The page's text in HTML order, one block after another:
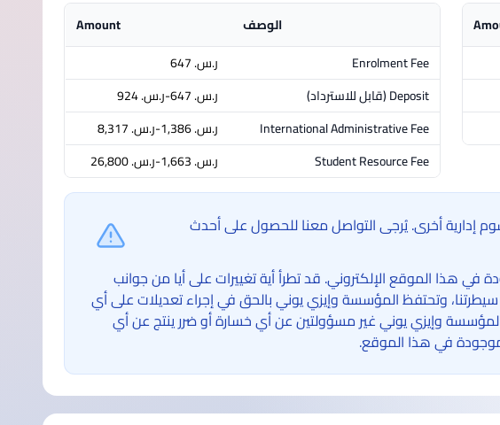
الوصف
Amount
Enrolment Fee
ر.س.‏ 647
Deposit(قابل للاسترداد)
ر.س.‏ 647-ر.س.‏ 924
International Administrative Fee
ر.س.‏ 1,386-ر.س.‏ 8,317
Student Resource Fee
ر.س.‏ 1,663-ر.س.‏ 26,800
إدارية أخرى. يُرجى التواصل معنا للحصول على أحدث
هذا الموقع الإلكتروني. قد تطرأ أية تغييرات على أيا من جوانب
وتحتفظ المؤسسة وإيزي يوني بالحق في إجراء تعديلات على أي
وإيزي يوني غير مسؤولتين عن أي خسارة أو ضرر ينتج عن أي
في هذا الموقع.